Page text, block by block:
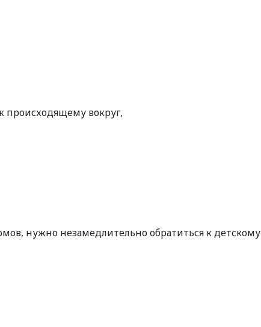
происходящему вокруг,
нужно незамедлительно обратиться к детскому